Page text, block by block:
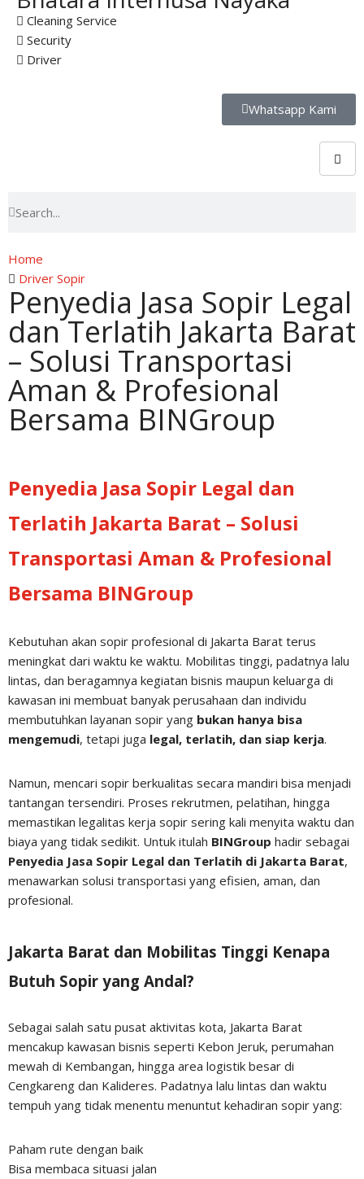
Cleaning Service
Security
Driver
Whatsapp Kami
Home
Driver Sopir
Penyedia Jasa Sopir Legal
dan Terlatih Jakarta Barat
– Solusi Transportasi
Aman & Profesional
Bersama BINGroup
Penyedia Jasa Sopir Legal dan
Terlatih Jakarta Barat – Solusi
Transportasi Aman & Profesional
Bersama BINGroup
Kebutuhan akan sopir profesional di Jakarta Barat terus
meningkat dari waktu ke waktu. Mobilitas tinggi, padatnya lalu
lintas, dan beragamnya kegiatan bisnis maupun keluarga di
kawasan ini membuat banyak perusahaan dan individu
membutuhkan layanan sopir yang bukan hanya bisa
mengemudi, tetapi juga legal, terlatih, dan siap kerja.
Namun, mencari sopir berkualitas secara mandiri bisa menjadi
tantangan tersendiri. Proses rekrutmen, pelatihan, hingga
memastikan legalitas kerja sopir sering kali menyita waktu dan
biaya yang tidak sedikit. Untuk itulah BINGroup hadir sebagai
Penyedia Jasa Sopir Legal dan Terlatih di Jakarta Barat,
menawarkan solusi transportasi yang efisien, aman, dan
profesional.
Jakarta Barat dan Mobilitas Tinggi Kenapa
Butuh Sopir yang Andal?
Sebagai salah satu pusat aktivitas kota, Jakarta Barat
mencakup kawasan bisnis seperti Kebon Jeruk, perumahan
mewah di Kembangan, hingga area logistik besar di
Cengkareng dan Kalideres. Padatnya lalu lintas dan waktu
tempuh yang tidak menentu menuntut kehadiran sopir yang:
Paham rute dengan baik
Bisa membaca situasi jalan